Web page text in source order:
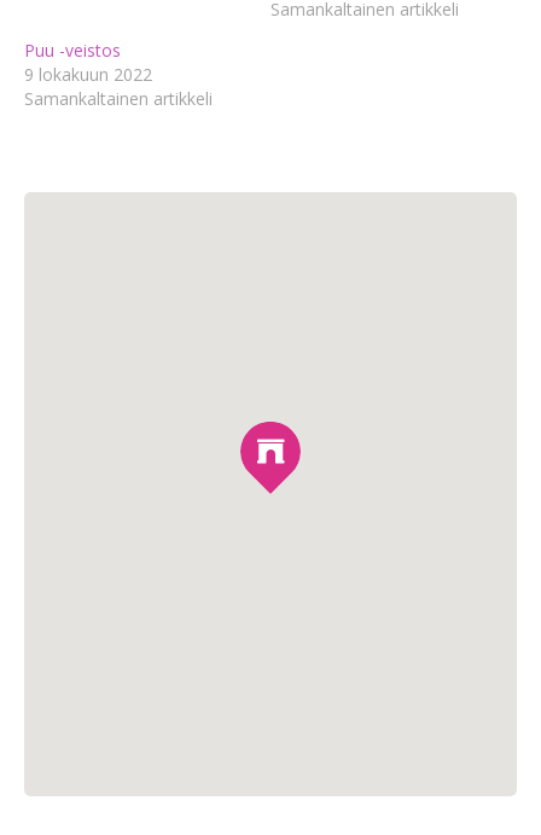
Samankaltainen artikkeli
Puu -veistos
9 lokakuun 2022
Samankaltainen artikkeli